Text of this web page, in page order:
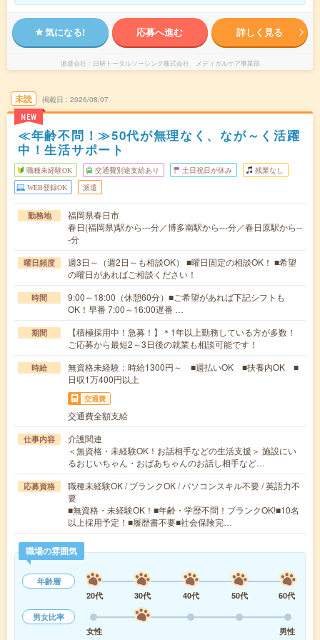
気になる! 応募へ進む 詳しく見る
派遣会社 日研トータルソーシング株式会社 メディカルケア事業部
未読
NEW
掲載日 2026/08/07
≪年齢不問！≫50代が無理なく、なが～く活躍
中！生活サポート
職種未経験OK 交通費別途支給あり 土日祝日が休み 残業なし
WEB登録OK 派遣
勤務地
福岡県春日市
春日(福岡県)駅から---分／博多南駅から---分／春日原駅から--
-分
曜日頻度
週3日～（週2日～も相談OK） ■曜日固定の相談OK！ ■希望
の曜日があればご相談ください！
時間
9:00～18:00（休憩60分）■ご希望があれば下記シフトも
OK！早番 7:00～16:00遅番 …
期間
【積極採用中！急募！】＊1年以上勤務している方が多数！
ご応募から最短2～3日後の就業も相談可能です！
時給
無資格未経験：時給1300円～ ■週払いOK ■扶養内OK ■
日収1万400円以上
交通費
交通費全額支給
仕事内容
介護関連
＜無資格・未経験OK！お話相手などの生活支援＞ 施設にい
るおじいちゃん・おばあちゃんのお話し相手など…
応募資格
職種未経験OK / ブランクOK / パソコンスキル不要 / 英語力不
要
■無資格・未経験OK！■年齢・学歴不問！ブランクOK!■10名
以上採用予定！■履歴書不要■社会保険完…
職場の雰囲気
年齢層
20代
30代 40代 50代
60代
男女比率
女性
男性